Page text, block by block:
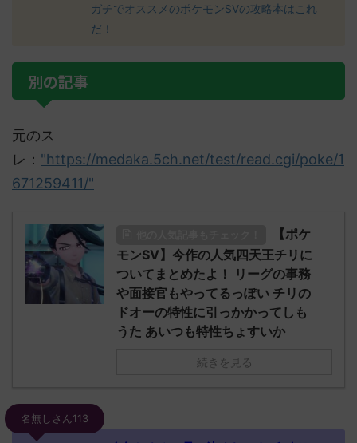
ガチでオススメのポケモンSVの攻略本はこれ
だ！
別の記事
元のス
レ： "https://medaka.5ch.net/test/read.cgi/poke/1
671259411/"
【ポケ
モンSV】今作の人気四天王チリに
ついてまとめたよ！ リーグの事務
や面接官もやってるっぽい チリの
ドオーの特性に引っかかってしも
うた あいつも特性ちょすいか
続きを見る
名無しさん113